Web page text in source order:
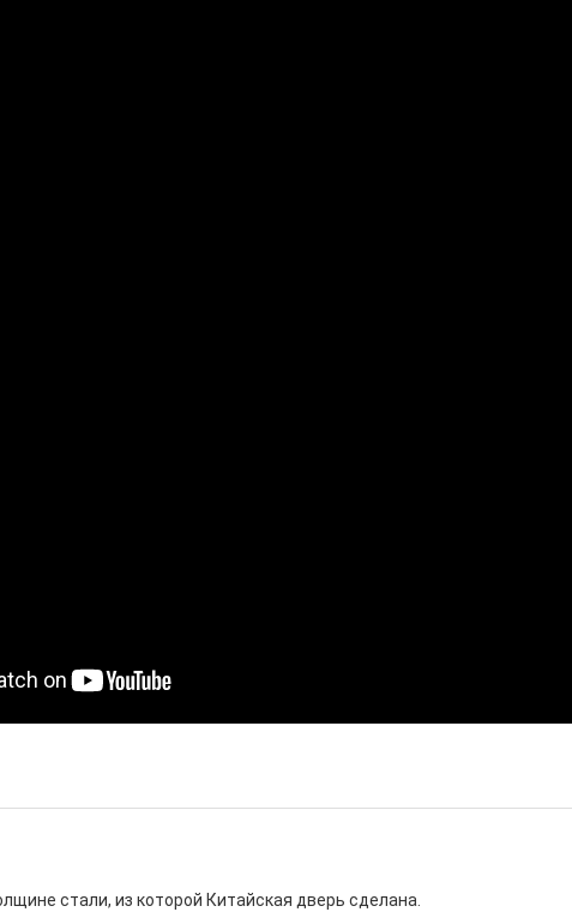
стали, из которой Китайская дверь сделана.